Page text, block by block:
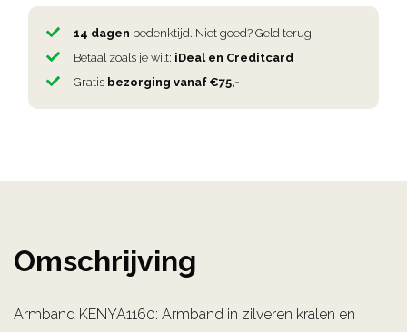
14 dagen bedenktijd. Niet goed? Geld terug!
Betaal zoals je wilt: iDeal en Creditcard
Gratis bezorging vanaf €75,-
Omschrijving
Armband KENYA1160: Armband in zilveren kralen en